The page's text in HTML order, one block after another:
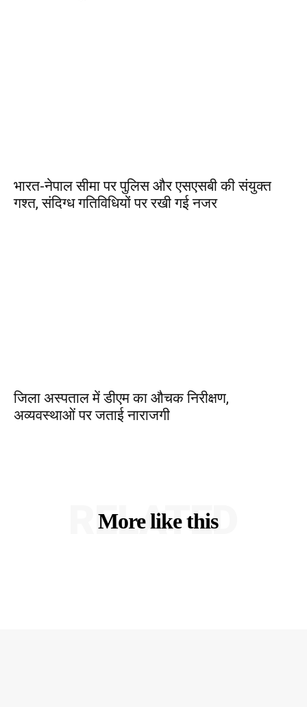
भारत-नेपाल सीमा पर पुलिस और एसएसबी की संयुक्त
गश्त, संदिग्ध गतिविधियों पर रखी गई नजर
जिला अस्पताल में डीएम का औचक निरीक्षण,
अव्यवस्थाओं पर जताई नाराजगी
More like this
RELATED